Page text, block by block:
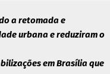
a retomada e
urbana e reduziram o
em Brasília que